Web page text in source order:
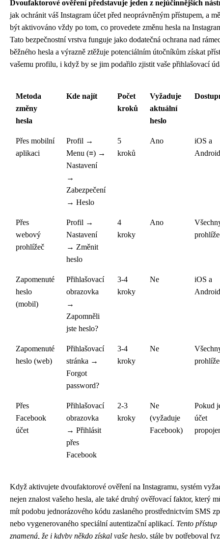
Dvoufaktorové ověření představuje jeden z nejúčinnějších
jak ochránit váš Instagram účet před neoprávněným přístupem, a
být aktivováno vždy po tom, co provedete změnu hesla na
Tato bezpečnostní vrstva funguje jako dodatečná ochrana nad
běžného hesla a výrazně ztěžuje potenciálním útočníkům získat
vašemu profilu, i když by se jim podařilo zjistit vaše přihlašovací
Metoda
změny
hesla
Kde najít
Počet
kroků
Vyžaduje
aktuální
heslo
Přes mobilní
aplikaci
Profil →
Menu (≡) →
Nastavení
→
Zabezpečení
→ Heslo
5
kroků
Ano
iOS a
Android
Přes
webový
prohlížeč
Profil →
Nastavení
→ Změnit
heslo
4
kroky
Ano
Zapomenuté
heslo
(mobil)
Přihlašovací
obrazovka
→
Zapomněli
jste heslo?
3-4
kroky
Ne
iOS a
Android
Zapomenuté
heslo (web)
Přihlašovací
stránka →
Forgot
password?
3-4
kroky
Ne
Přes
Facebook
účet
Přihlašovací
obrazovka
→ Přihlásit
přes
Facebook
2-3
kroky
Ne
(vyžaduje
Facebook)
Pokud
účet
Když aktivujete dvoufaktorové ověření na Instagramu, systém
nejen znalost vašeho hesla, ale také druhý ověřovací faktor, který
mít podobu jednorázového kódu zaslaného prostřednictvím SMS
nebo vygenerovaného speciální autentizační aplikací. Tento přístup
znamená, že i kdyby někdo získal vaše heslo, stále by potřeboval